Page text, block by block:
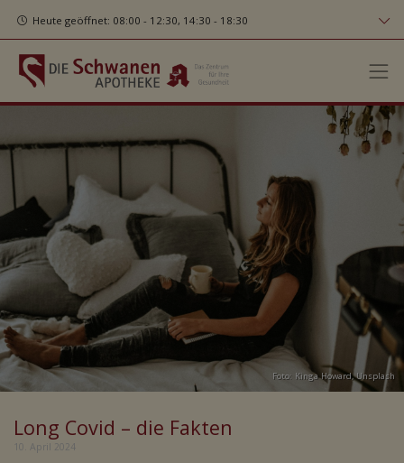
Heute geöffnet: 08:00 - 12:30, 14:30 - 18:30
Foto: Kinga Howard,Unsplash
Long Covid – die Fakten
10. April 2024